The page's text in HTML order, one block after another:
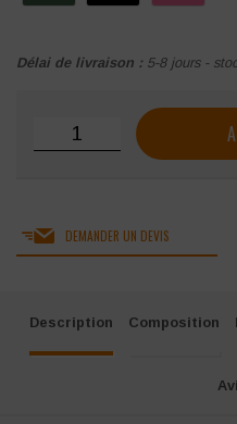
Délai de livraison : 5-8 jours -
quantité de Polo piqué
DEMANDER UN DEVIS
Description Composition